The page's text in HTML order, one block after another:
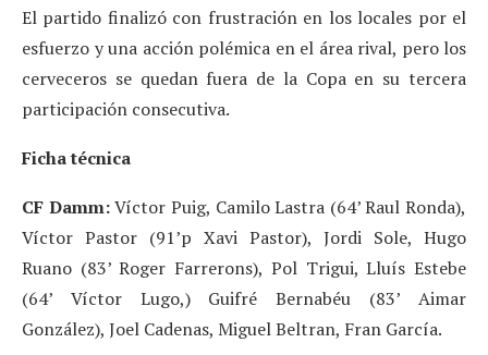
El partido finalizó con frustración en los locales por el
esfuerzo y una acción polémica en el área rival, pero los
cerveceros se quedan fuera de la Copa en su tercera
participación consecutiva.
Ficha técnica
CF Damm:Víctor Puig, Camilo Lastra (64’ Raul Ronda),
Víctor Pastor (91’p Xavi Pastor), Jordi Sole, Hugo
Ruano (83’ Roger Farrerons), Pol Trigui, Lluís Estebe
(64’ Víctor Lugo,) Guifré Bernabéu (83’ Aimar
González), Joel Cadenas, Miguel Beltran, Fran García.